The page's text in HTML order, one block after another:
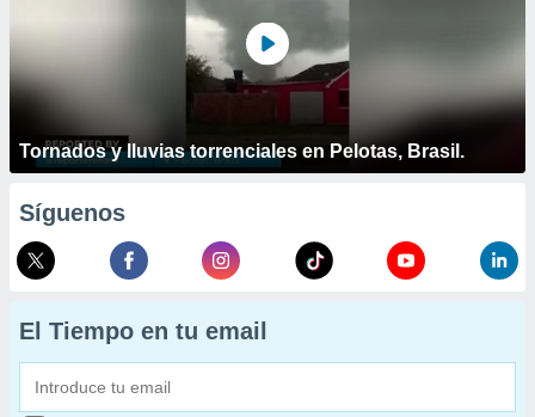
Tornados y lluvias torrenciales en Pelotas, Brasil.
Síguenos
El Tiempo en tu email